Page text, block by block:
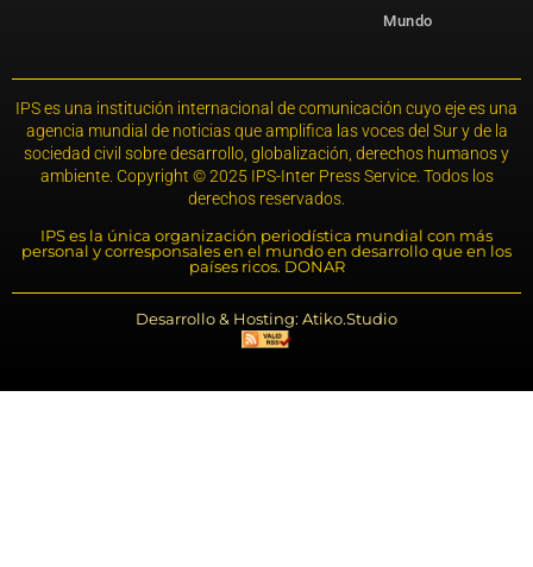
Mundo
IPS es una institución internacional de comunicación cuyo eje es una
agencia mundial de noticias que amplifica las voces del Sur y de la
sociedad civil sobre desarrollo, globalización, derechos humanos y
ambiente. Copyright © 2025 IPS-Inter Press Service. Todos los
derechos reservados.
IPS es la única organización periodística mundial con más
personal y corresponsales en el mundo en desarrollo que en los
países ricos. DONAR
Desarrollo & Hosting: Atiko.Studio